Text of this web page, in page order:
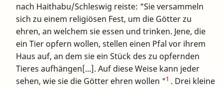
nach Haithabu/Schleswig reiste: "Sie versammeln
sich zu einem religiösen Fest, um die Götter zu
ehren, an welchem sie essen und trinken. Jene, die
ein Tier opfern wollen, stellen einen Pfal vor ihrem
Haus auf, an dem sie ein Stück des zu opfernden
Tieres aufhängen[...]. Auf diese Weise kann jeder
sehen, wie sie die Götter ehren wollen "1 . Drei kleine